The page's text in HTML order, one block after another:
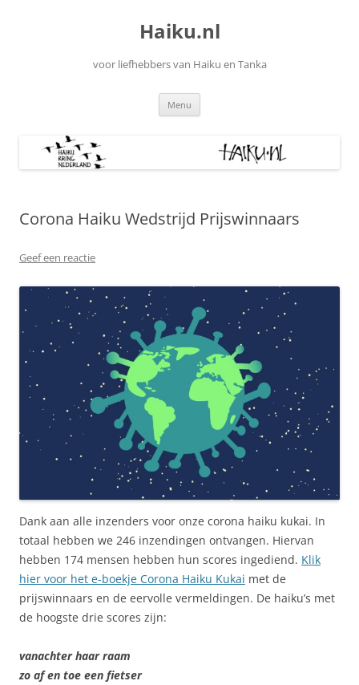
Haiku.nl
voor liefhebbers van Haiku en Tanka
Menu
Corona Haiku Wedstrijd Prijswinnaars
Geef een reactie
Dank aan alle inzenders voor onze corona haiku kukai. In
totaal hebben we 246 inzendingen ontvangen. Hiervan
hebben 174 mensen hebben hun scores ingediend. Klik
hier voor het e-boekje Corona Haiku Kukai met de
prijswinnaars en de eervolle vermeldingen. De haiku’s met
de hoogste drie scores zijn:
vanachter haar raam
zo af en toe een fietser